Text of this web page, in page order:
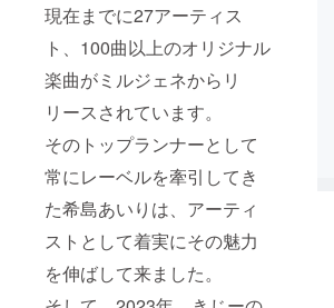
現在までに27アーティス
ト、100曲以上のオリジナル
楽曲がミルジェネからリ
リースされています。
そのトップランナーとして
常にレーベルを牽引してき
た希島あいりは、アーティ
ストとして着実にその魅力
を伸ばして来ました。